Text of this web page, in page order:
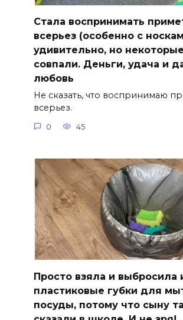
Стала воспринимать
всерьез (особенно с
удивительно, но некоторые
совпали. Деньги, удача и
любовь
Не сказать, что воспринимаю
всерьез.
0 45
Просто взяла и выбросила
пластиковые губки для
посуды, потому что сыну